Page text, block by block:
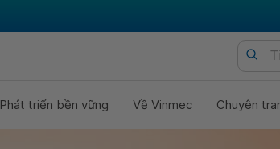
Phát triển bền vững Về Vinmec Chuyên